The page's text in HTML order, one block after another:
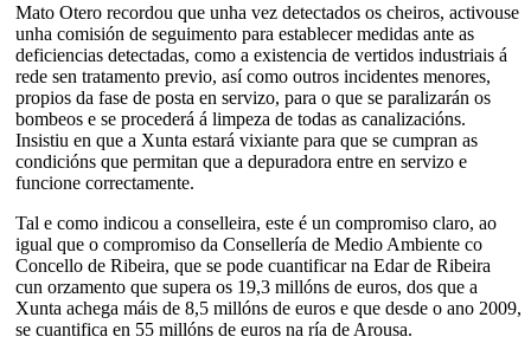
Mato Otero recordou que unha vez detectados os cheiros, activouse
unha comisión de seguimento para establecer medidas ante as
deficiencias detectadas, como a existencia de vertidos industriais á
rede sen tratamento previo, así como outros incidentes menores,
propios da fase de posta en servizo, para o que se paralizarán os
bombeos e se procederá á limpeza de todas as canalizacións.
Insistiu en que a Xunta estará vixiante para que se cumpran as
condicións que permitan que a depuradora entre en servizo e
funcione correctamente.
Tal e como indicou a conselleira, este é un compromiso claro, ao
igual que o compromiso da Consellería de Medio Ambiente co
Concello de Ribeira, que se pode cuantificar na Edar de Ribeira
cun orzamento que supera os 19,3 millóns de euros, dos que a
Xunta achega máis de 8,5 millóns de euros e que desde o ano 2009,
se cuantifica en 55 millóns de euros na ría de Arousa.